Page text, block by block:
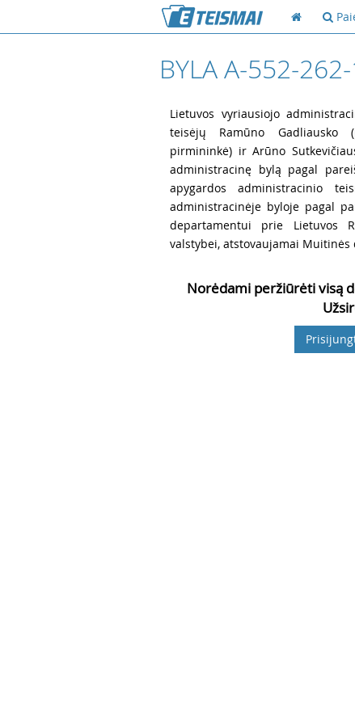
BYLA A-552-
Lietuvos vyriausiojo
teisėjų Ramūno Gadliausko
pirmininkė) ir Arūno
administracinę bylą pagal
apygardos administracinio
administracinėje byloje pagal
departamentui prie Lietuvos
valstybei, atstovaujamai
Norėdami peržiūrėti visą